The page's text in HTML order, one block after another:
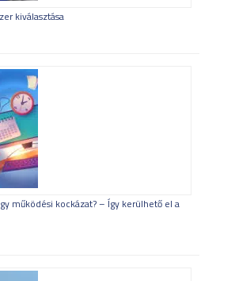
kiválasztása
működési kockázat? – Így kerülhető el a